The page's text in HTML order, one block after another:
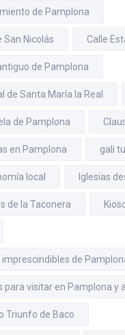
de Pamplona
San Nicolás Calle
de Pamplona
de Santa María la Real
de Pamplona
en Pamplona gali
local Iglesias
de la Taconera
imprescindibles de
para visitar en Pamplona y
Triunfo de Baco